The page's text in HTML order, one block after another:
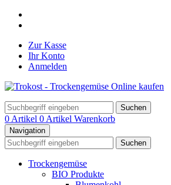
Zur Kasse
Ihr Konto
Anmelden
Suchen
0 Artikel 0 Artikel Warenkorb
Navigation
Suchen
Trockengemüse
BIO Produkte